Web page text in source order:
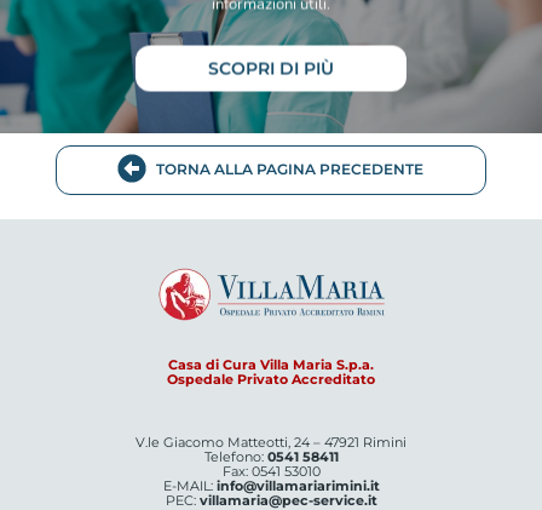
SCOPRI DI PIÙ
TORNA ALLA PAGINA PRECEDENTE
Casa di Cura Villa Maria S.p.a.
Ospedale Privato Accreditato
V.le Giacomo Matteotti, 24 – 47921 Rimini
Telefono: 0541 58411
Fax: 0541 53010
E-MAIL: info@villamariarimini.it
PEC: villamaria@pec-service.it